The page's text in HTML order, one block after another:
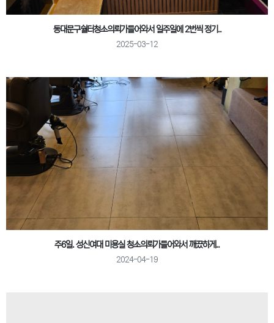
동대문구숼터청소의뢰가들어와서 일주일에 2번씩 정기..
2025-03-12
주6일. 성신여대 미용실 청소의뢰가들어와서 깨끘하게..
2024-04-19